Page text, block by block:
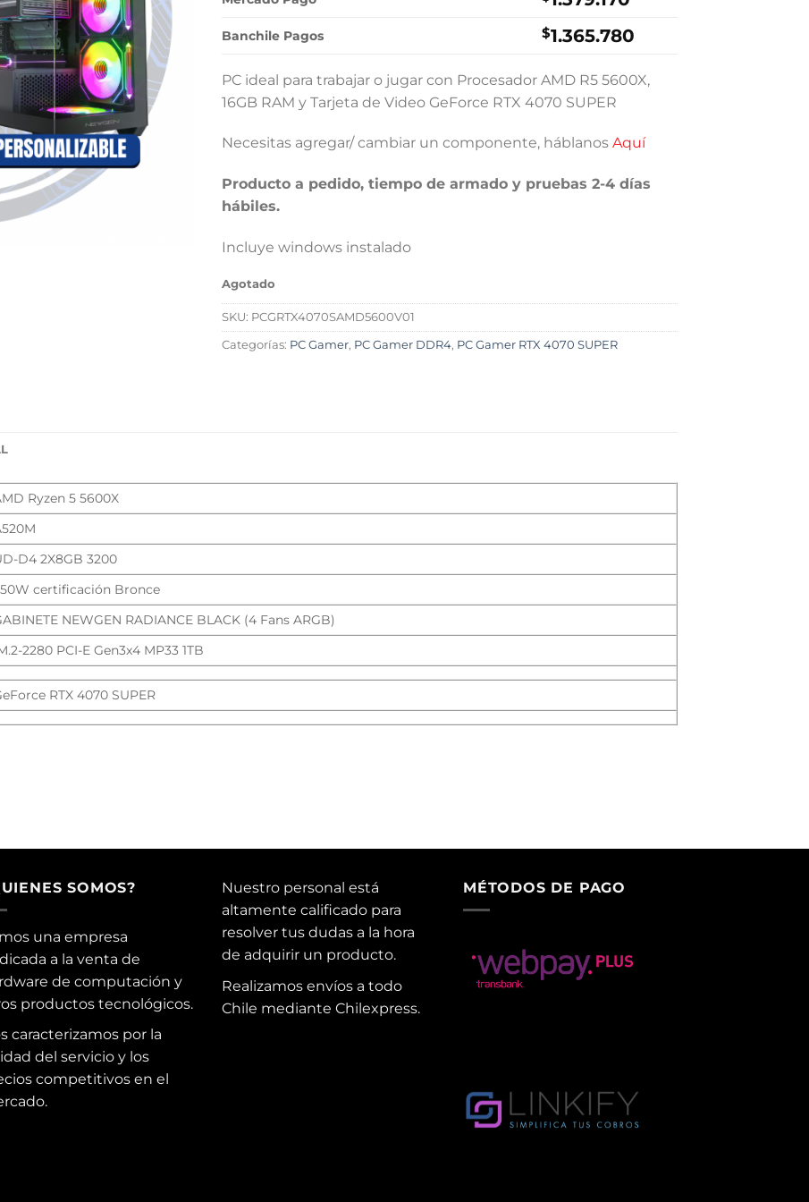
Banchile Pagos $1.365.780
PC ideal para trabajar o jugar con Procesador AMD R5 5600X,
16GB RAM y Tarjeta de Video GeForce RTX 4070 SUPER
Necesitas agregar/ cambiar un componente, háblanos Aquí
Producto a pedido, tiempo de armado y pruebas 2-4 días
hábiles.
Incluye windows instalado
Agotado
SKU: PCGRTX4070SAMD5600V01
Categorías: PC Gamer, PC Gamer DDR4, PC Gamer RTX 4070 SUPER
Ryzen 5 5600X
D4 2X8GB 3200
certificación Bronce
NEWGEN RADIANCE BLACK (4 Fans ARGB)
2280 PCI-E Gen3x4 MP33 1TB
RTX 4070 SUPER
SOMOS?
una empresa
a la venta de
de computación y
productos tecnológicos.
caracterizamos por la
del servicio y los
competitivos en el
Nuestro personal está
altamente calificado para
resolver tus dudas a la hora
de adquirir un producto.
Realizamos envíos a todo
Chile mediante Chilexpress.
MÉTODOS DE PAGO